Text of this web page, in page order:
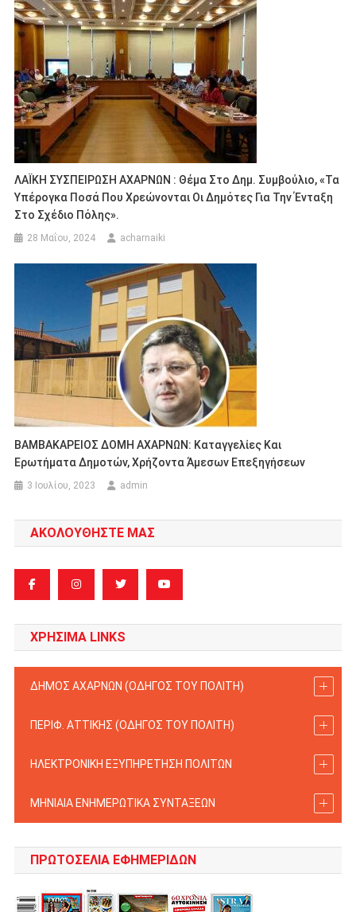
ΛΑΪΚΗ ΣΥΣΠΕΙΡΩΣΗ ΑΧΑΡΝΩΝ : Θέμα Στο Δημ. Συμβούλιο, «Τα
Υπέρογκα Ποσά Που Χρεώνονται Οι Δημότες Για Την Ένταξη
Στο Σχέδιο Πόλης».
28 Μαΐου, 2024 acharnaiki
ΒΑΜΒΑΚΑΡΕΙΟΣ ΔΟΜΗ ΑΧΑΡΝΩΝ: Καταγγελίες Και
Ερωτήματα Δημοτών, Χρήζοντα Άμεσων Επεξηγήσεων
3 Ιουλίου, 2023 admin
ΑΚΟΛΟΥΘΗΣΤΕ ΜΑΣ
ΧΡΗΣΙΜΑ LINKS
ΔΗΜΟΣ ΑΧΑΡΝΩΝ (ΟΔΗΓΟΣ TOY ΠΟΛΙΤΗ)
ΠΕΡΙΦ. ΑΤΤΙΚΗΣ (ΟΔΗΓΟΣ TOY ΠΟΛΙΤΗ)
ΗΛΕΚΤΡΟΝΙΚΗ ΕΞΥΠΗΡΕΤΗΣΗ ΠΟΛΙΤΩΝ
ΜΗΝΙΑΙΑ ΕΝΗΜΕΡΩΤΙΚΑ ΣΥΝΤΑΞΕΩΝ
ΠΡΩΤΟΣΈΛΙΑ ΕΦΗΜΕΡΊΔΩΝ